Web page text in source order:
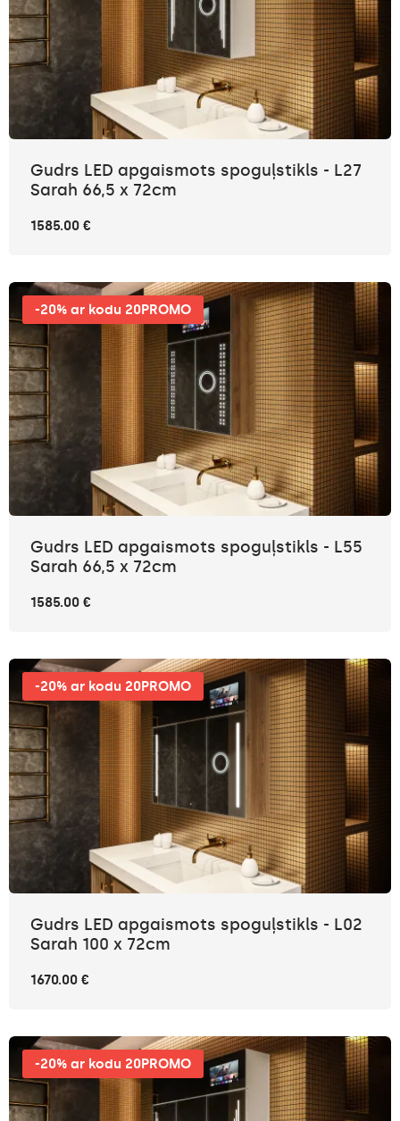
Gudrs LED apgaismots spoguļstikls - L27
Sarah 66,5 x 72cm
1585.00 €
-20% ar kodu 20PROMO
Gudrs LED apgaismots spoguļstikls - L55
Sarah 66,5 x 72cm
1585.00 €
-20% ar kodu 20PROMO
Gudrs LED apgaismots spoguļstikls - L02
Sarah 100 x 72cm
1670.00 €
-20% ar kodu 20PROMO